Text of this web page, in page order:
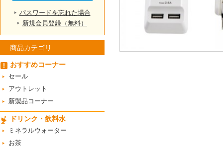
パスワードを忘れた場合
新規会員登録（無料）
商品カテゴリ
おすすめコーナー
セール
アウトレット
新製品コーナー
ドリンク・飲料水
ミネラルウォーター
お茶